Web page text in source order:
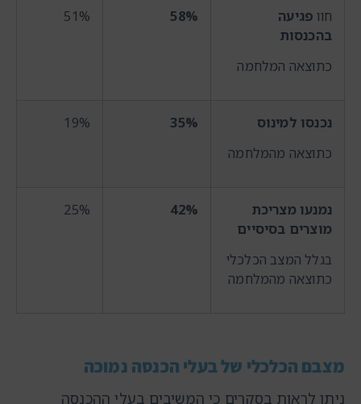
חוו פגיעה
בהכנסות
כתוצאה המלחמה
58%
51%
נכנסו למינוס
כתוצאה מהמלחמה
35%
19%
נמנעו מצריכת
מוצרים בסיסיים
בגלל המצב הכלכלי
כתוצאה מהמלחמה
42%
25%
מצבם הכלכלי של בעלי הכנסה נמוכה
ניתן לראות בסקרים כי המשיבים בעלי ההכנסה